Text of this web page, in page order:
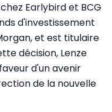
Earlybird et BCG
d'investissement
et est titulaire
décision, Lenze
d'un avenir
de la nouvelle